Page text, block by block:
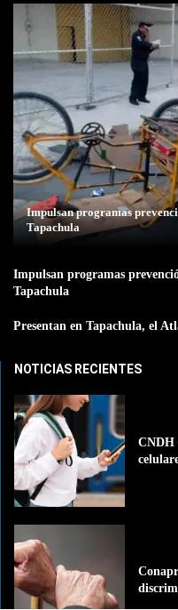
Impulsan programas
Tapachula
Impulsan programas
Tapachula
Presentan en Tapachula, el
NOTICIAS RECIENTES
CNDH